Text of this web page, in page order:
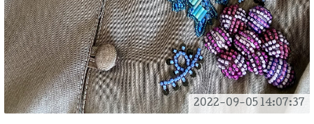
2022-09-05 14:07:37